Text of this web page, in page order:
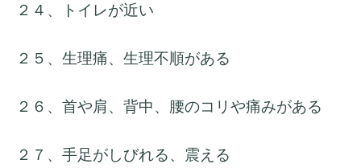
２４、トイレが近い
２５、生理痛、生理不順がある
２６、首や肩、背中、腰のコリや痛みがある
２７、手足がしびれる、震える